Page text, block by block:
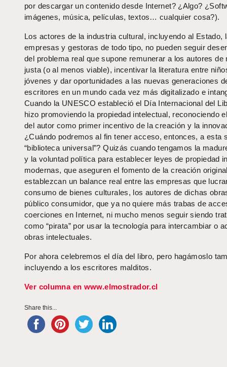
por descargar un contenido desde Internet? ¿Algo?
imágenes, música, películas, textos… cualquier cosa?).
Los actores de la industria cultural, incluyendo al Estado,
empresas y gestoras de todo tipo, no pueden seguir
del problema real que supone remunerar a los autores de
justa (o al menos viable), incentivar la literatura entre
jóvenes y dar oportunidades a las nuevas generaciones
escritores en un mundo cada vez más digitalizado e
Cuando la UNESCO estableció el Día Internacional del
hizo promoviendo la propiedad intelectual, reconociendo
del autor como primer incentivo de la creación y la
¿Cuándo podremos al fin tener acceso, entonces, a esta
“biblioteca universal”? Quizás cuando tengamos la
y la voluntad política para establecer leyes de propiedad
modernas, que aseguren el fomento de la creación
establezcan un balance real entre las empresas que
consumo de bienes culturales, los autores de dichas
público consumidor, que ya no quiere más trabas de
coerciones en Internet, ni mucho menos seguir siendo
como “pirata” por usar la tecnología para intercambiar o
obras intelectuales.
Por ahora celebremos el día del libro, pero hagámoslo
incluyendo a los escritores malditos.
Ver columna en www.elmostrador.cl
Share this...